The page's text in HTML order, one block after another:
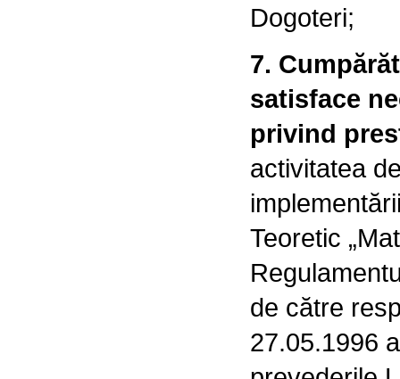
Dogoteri;
7.
satisface
privind
activitatea
Teoretic
de către
27.05.1996